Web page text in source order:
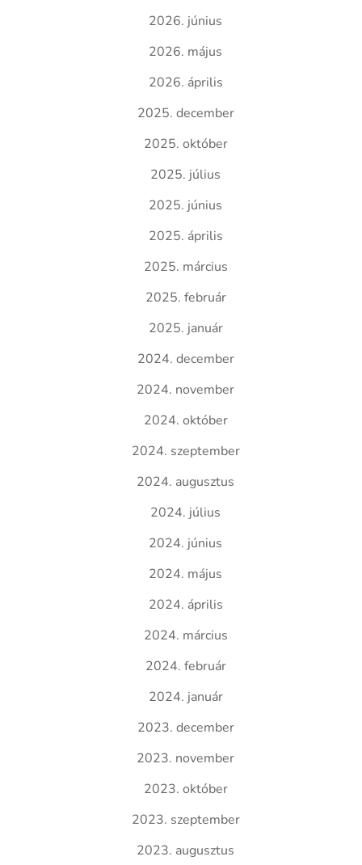
2026. június
2026. május
2026. április
2025. december
2025. október
2025. július
2025. június
2025. április
2025. március
2025. február
2025. január
2024. december
2024. november
2024. október
2024. szeptember
2024. augusztus
2024. július
2024. június
2024. május
2024. április
2024. március
2024. február
2024. január
2023. december
2023. november
2023. október
2023. szeptember
2023. augusztus